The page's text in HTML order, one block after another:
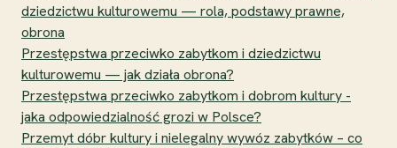
dziedzictwu kulturowemu — rola, podstawy prawne,
obrona
Przestępstwa przeciwko zabytkom i dziedzictwu
kulturowemu — jak działa obrona?
Przestępstwa przeciwko zabytkom i dobrom kultury -
jaka odpowiedzialność grozi w Polsce?
Przemyt dóbr kultury i nielegalny wywóz zabytków – co